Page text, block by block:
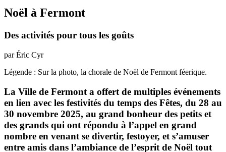
Noël à Fermont
Des activités pour tous les goûts
par Éric Cyr
Légende : Sur la photo, la chorale de Noël de Fermont féerique.
La Ville de Fermont a offert de multiples événements
en lien avec les festivités du temps des Fêtes, du 28 au
30 novembre 2025, au grand bonheur des petits et
des grands qui ont répondu à l’appel en grand
nombre en venant se divertir, festoyer, et s’amuser
entre amis dans l’ambiance de l’esprit de Noël tout